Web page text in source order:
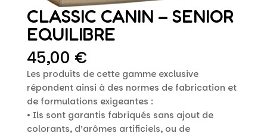
CLASSIC CANIN – SENIOR
EQUILIBRE
45,00 €
Les produits de cette gamme exclusive
répondent ainsi à des normes de fabrication et
de formulations exigeantes :
• Ils sont garantis fabriqués sans ajout de
colorants, d’arômes artificiels, ou de